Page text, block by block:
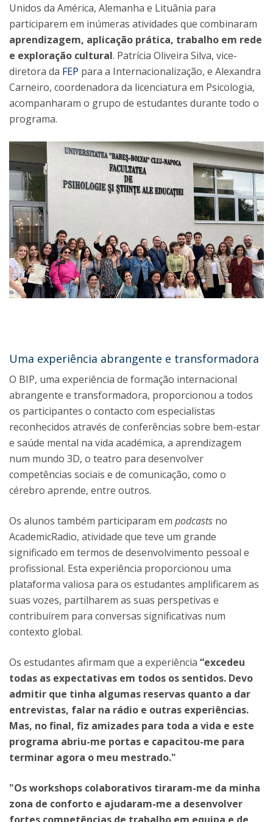
Unidos da América, Alemanha e Lituânia para
participarem em inúmeras atividades que combinaram
aprendizagem, aplicação prática, trabalho em rede
e exploração cultural. Patrícia Oliveira Silva, vice-
diretora da FEP para a Internacionalização, e Alexandra
Carneiro, coordenadora da licenciatura em Psicologia,
acompanharam o grupo de estudantes durante todo o
programa.
Uma experiência abrangente e transformadora
O BIP, uma experiência de formação internacional
abrangente e transformadora, proporcionou a todos
os participantes o contacto com especialistas
reconhecidos através de conferências sobre bem-estar
e saúde mental na vida académica, a aprendizagem
num mundo 3D, o teatro para desenvolver
competências sociais e de comunicação, como o
cérebro aprende, entre outros.
Os alunos também participaram em podcasts no
AcademicRadio, atividade que teve um grande
significado em termos de desenvolvimento pessoal e
profissional. Esta experiência proporcionou uma
plataforma valiosa para os estudantes amplificarem as
suas vozes, partilharem as suas perspetivas e
contribuírem para conversas significativas num
contexto global.
Os estudantes afirmam que a experiência “excedeu
todas as expectativas em todos os sentidos. Devo
admitir que tinha algumas reservas quanto a dar
entrevistas, falar na rádio e outras experiências.
Mas, no final, fiz amizades para toda a vida e este
programa abriu-me portas e capacitou-me para
terminar agora o meu mestrado."
"Os workshops colaborativos tiraram-me da minha
zona de conforto e ajudaram-me a desenvolver